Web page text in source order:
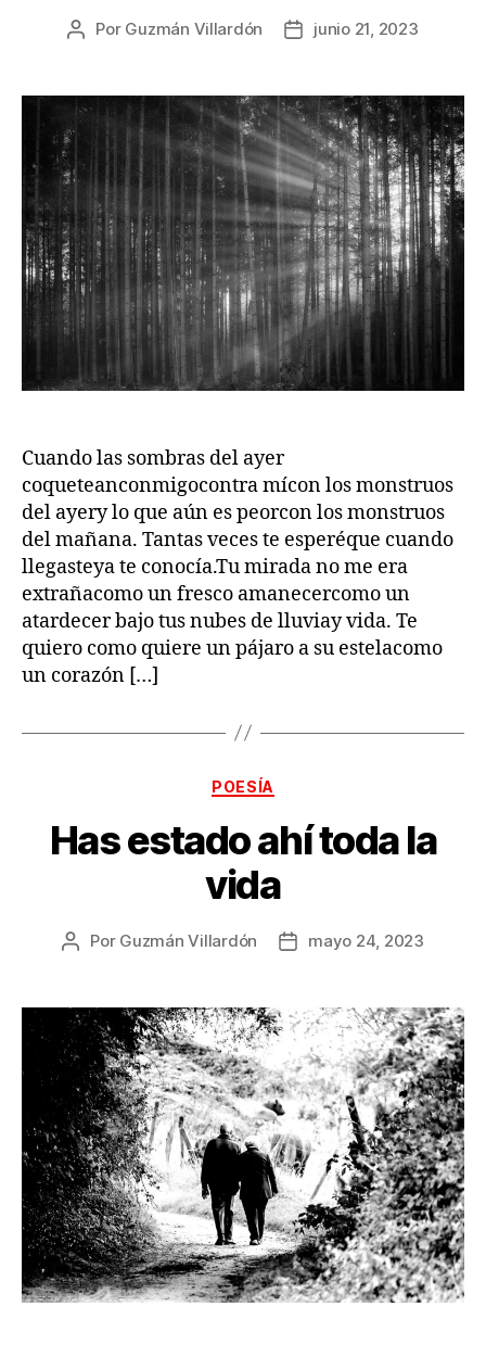
Autor
publicación
Por Guzmán Villardón
Fecha
publicación
junio 21, 2023
Cuando las sombras del ayer
coqueteanconmigocontra mícon los monstruos
del ayery lo que aún es peorcon los monstruos
del mañana. Tantas veces te esperéque cuando
llegasteya te conocía.Tu mirada no me era
extrañacomo un fresco amanecercomo un
atardecer bajo tus nubes de lluviay vida. Te
quiero como quiere un pájaro a su estelacomo
un corazón […]
Categorías
POESÍA
Has estado ahí toda la
vida
Autor
publicación
Por Guzmán Villardón
Fecha
publicación
mayo 24, 2023